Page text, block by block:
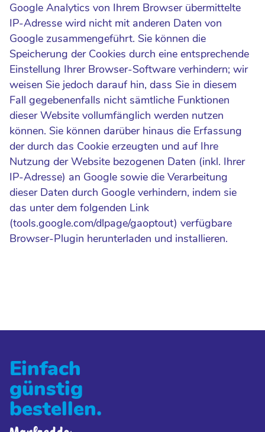
Google Analytics von Ihrem Browser übermittelte
IP-Adresse wird nicht mit anderen Daten von
Google zusammengeführt. Sie können die
Speicherung der Cookies durch eine entsprechende
Einstellung Ihrer Browser-Software verhindern; wir
weisen Sie jedoch darauf hin, dass Sie in diesem
Fall gegebenenfalls nicht sämtliche Funktionen
dieser Website vollumfänglich werden nutzen
können. Sie können darüber hinaus die Erfassung
der durch das Cookie erzeugten und auf Ihre
Nutzung der Website bezogenen Daten (inkl. Ihrer
IP-Adresse) an Google sowie die Verarbeitung
dieser Daten durch Google verhindern, indem sie
das unter dem folgenden Link
(tools.google.com/dlpage/gaoptout) verfügbare
Browser-Plugin herunterladen und installieren.
Einfach
günstig
bestellen.